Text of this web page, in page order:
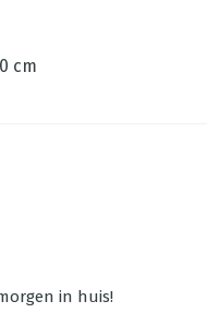
cm
in huis!